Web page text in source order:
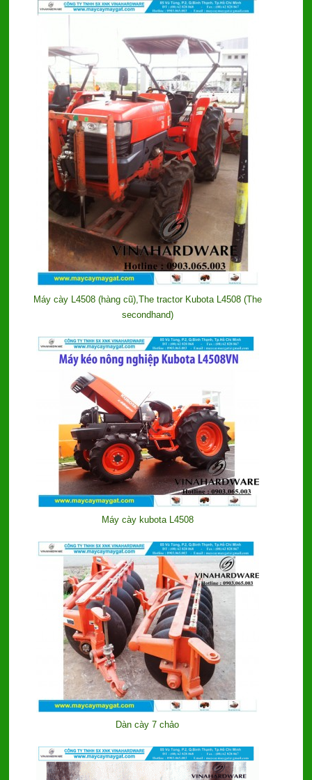
Máy cày L4508 (hàng cũ),The tractor Kubota L4508 (The
secondhand)
Máy cày kubota L4508
Dàn cày 7 chảo